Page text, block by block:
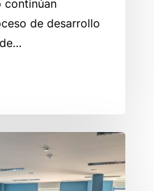
continúan
de desarrollo